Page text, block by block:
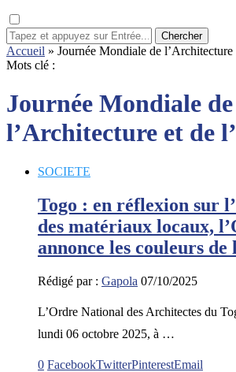
Chercher
Accueil » Journée Mondiale de l’Architecture
Mots clé :
Journée Mondiale de
l’Architecture et de
SOCIETE
Togo : en réflexion sur
des matériaux locaux,
annonce les couleurs de
Rédigé par : Gapola 07/10/2025
L’Ordre National des Architectes du
lundi 06 octobre 2025, à …
0 FacebookTwitterPinterestEmail